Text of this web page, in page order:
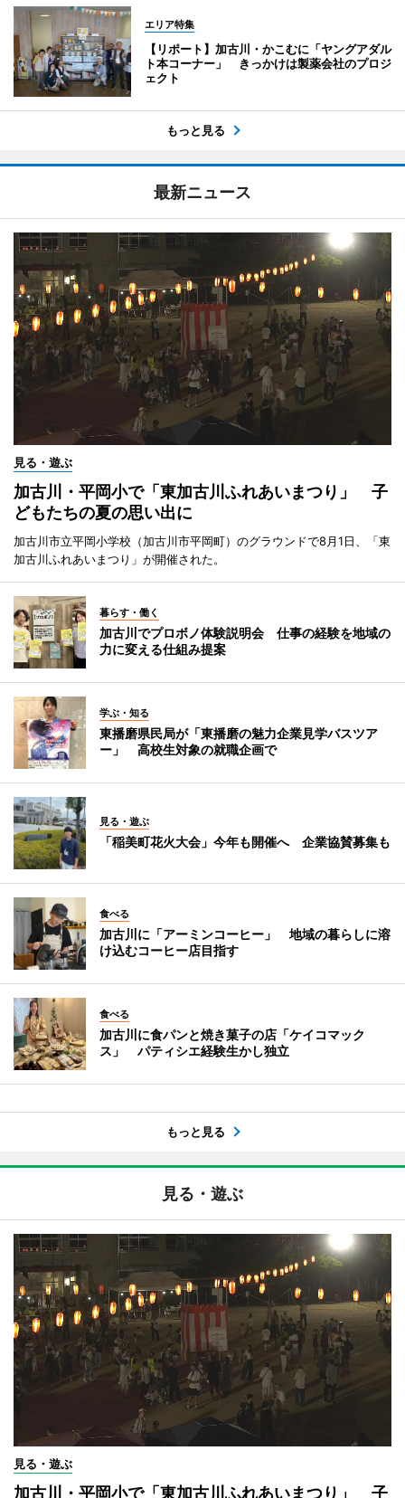
エリア特集
【リポート】加古川・かこむに「ヤングアダル
ト本コーナー」 きっかけは製薬会社のプロジ
ェクト
もっと見る
最新ニュース
見る・遊ぶ
加古川・平岡小で「東加古川ふれあいまつり」 子
どもたちの夏の思い出に
加古川市立平岡小学校（加古川市平岡町）のグラウンドで8月1日、「東
加古川ふれあいまつり」が開催された。
暮らす・働く
加古川でプロボノ体験説明会 仕事の経験を地域の
力に変える仕組み提案
学ぶ・知る
東播磨県民局が「東播磨の魅力企業見学バスツア
ー」 高校生対象の就職企画で
見る・遊ぶ
「稲美町花火大会」今年も開催へ 企業協賛募集も
食べる
加古川に「アーミンコーヒー」 地域の暮らしに溶
け込むコーヒー店目指す
食べる
加古川に食パンと焼き菓子の店「ケイコマック
ス」 パティシエ経験生かし独立
もっと見る
見る・遊ぶ
見る・遊ぶ
加古川・平岡小で「東加古川ふれあいまつり」 子